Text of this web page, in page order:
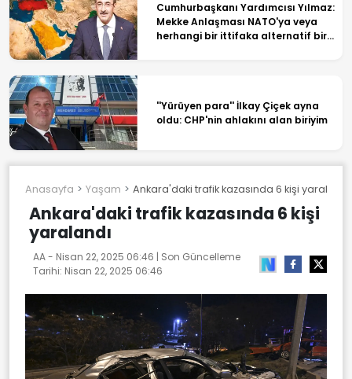
Cumhurbaşkanı Yardımcısı Yılmaz:
Mekke Anlaşması NATO'ya veya
herhangi bir ittifaka alternatif bir
''Yürüyen para'' İlkay Çiçek ayna
oldu: CHP'nin ahlakını alan biriyim
Anasayfa Yaşam Ankara'daki trafik kazasında 6 kişi yaralandı
Ankara'daki trafik kazasında 6 kişi
yaralandı
AA - Nisan 22, 2025 06:46 | Son Güncelleme
Tarihi: Nisan 22, 2025 06:46